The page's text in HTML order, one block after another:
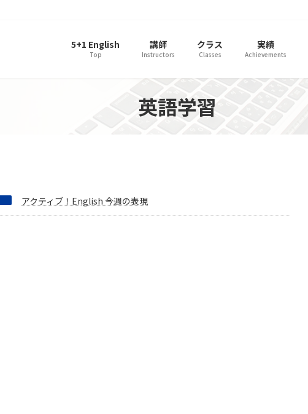
5+1 English
Top
講師
Instructors
クラス
Classes
実績
Achievements
英語学習
アクティブ！English 今週の表現